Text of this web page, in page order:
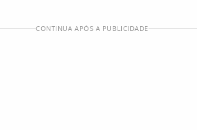
CONTINUA APÓS A PUBLICIDADE